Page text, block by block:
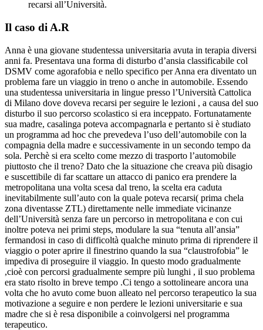
recarsi all’Università.
Il caso di A.R
Anna è una giovane studentessa universitaria avuta in terapia diversi
anni fa. Presentava una forma di disturbo d’ansia classificabile col
DSMV come agorafobia e nello specifico per Anna era diventato un
problema fare un viaggio in treno o anche in automobile. Essendo
una studentessa universitaria in lingue presso l’Università Cattolica
di Milano dove doveva recarsi per seguire le lezioni , a causa del suo
disturbo il suo percorso scolastico si era inceppato. Fortunatamente
sua madre, casalinga poteva accompagnarla e pertanto si è studiato
un programma ad hoc che prevedeva l’uso dell’automobile con la
compagnia della madre e successivamente in un secondo tempo da
sola. Perchè si era scelto come mezzo di trasporto l’automobile
piuttosto che il treno? Dato che la situazione che creava più disagio
e suscettibile di far scattare un attacco di panico era prendere la
metropolitana una volta scesa dal treno, la scelta era caduta
inevitabilmente sull’auto con la quale poteva recarsi( prima chela
zona diventasse ZTL) direttamente nelle immediate vicinanze
dell’Università senza fare un percorso in metropolitana e con cui
inoltre poteva nei primi steps, modulare la sua “tenuta all’ansia”
fermandosi in caso di difficoltà qualche minuto prima di riprendere il
viaggio o poter aprire il finestrino quando la sua “claustrofobia” le
impediva di proseguire il viaggio. In questo modo gradualmente
,cioè con percorsi gradualmente sempre più lunghi , il suo problema
era stato risolto in breve tempo .Ci tengo a sottolineare ancora una
volta che ho avuto come buon alleato nel percorso terapeutico la sua
motivazione a seguire e non perdere le lezioni universitarie e sua
madre che si è resa disponibile a coinvolgersi nel programma
terapeutico.